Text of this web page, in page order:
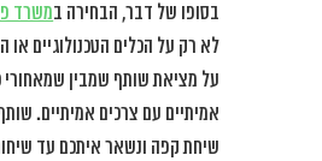
בסופו של דבר, הבחירה במשרד
לא רק על הכלים הטכנולוגיים או
על מציאת שותף שמבין שמאחורי
אמיתיים עם צרכים אמיתיים.
שיחת קפה ונשאר איתכם עד